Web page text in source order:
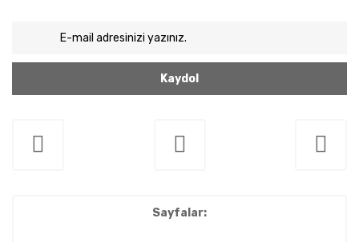
Kaydol
Sayfalar: